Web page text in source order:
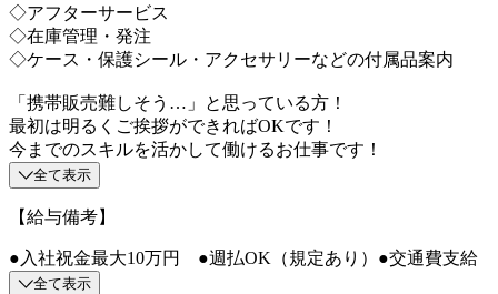
◇アフターサービス
◇在庫管理・発注
◇ケース・保護シール・アクセサリーなどの付属品案内
「携帯販売難しそう…」と思っている方！
最初は明るくご挨拶ができればOKです！
今までのスキルを活かして働けるお仕事です！
全て表示
【給与備考】
●入社祝金最大10万円 ●週払OK（規定あり）●交通費支給
全て表示